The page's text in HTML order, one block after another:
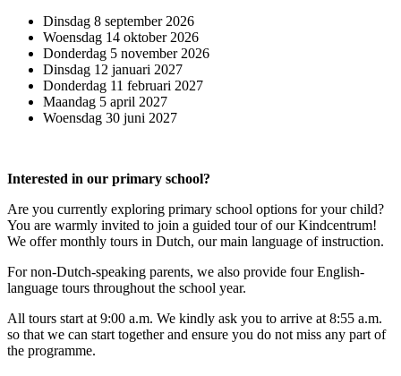
Dinsdag 8 september 2026
Woensdag 14 oktober 2026
Donderdag 5 november 2026
Dinsdag 12 januari 2027
Donderdag 11 februari 2027
Maandag 5 april 2027
Woensdag 30 juni 2027
Interested in our primary school?
Are you currently exploring primary school options for your child?
You are warmly invited to join a guided tour of our Kindcentrum!
We offer monthly tours in Dutch, our main language of instruction.
For non-Dutch-speaking parents, we also provide four English-
language tours throughout the school year.
All tours start at 9:00 a.m. We kindly ask you to arrive at 8:55 a.m.
so that we can start together and ensure you do not miss any part of
the programme.